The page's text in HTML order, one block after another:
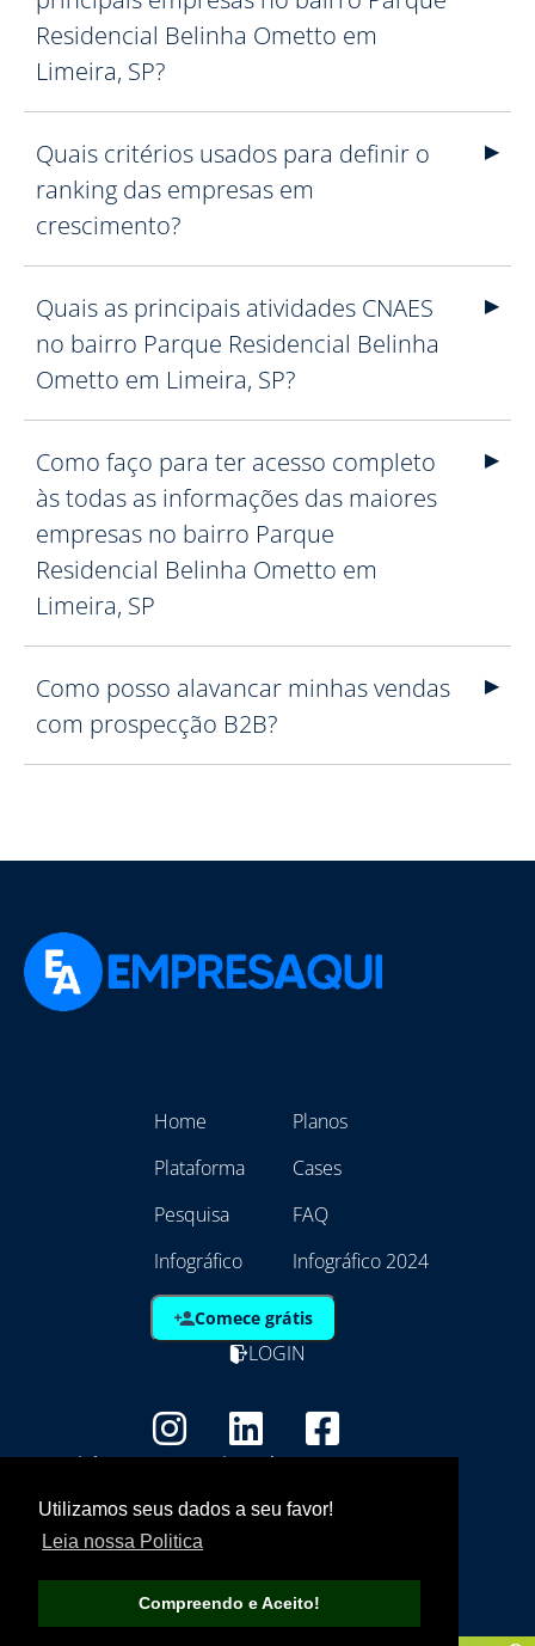
Utilizamos seus dados a seu favor!
Leia nossa Politica
Compreendo e Aceito!
Residencial Belinha Ometto em
Limeira, SP?
Quais critérios usados para definir o
ranking das empresas em
crescimento?
Quais as principais atividades CNAES
no bairro Parque Residencial Belinha
Ometto em Limeira, SP?
Como faço para ter acesso completo
às todas as informações das maiores
empresas no bairro Parque
Residencial Belinha Ometto em
Limeira, SP
Como posso alavancar minhas vendas
com prospecção B2B?
Home
Plataforma
Pesquisa
Infográfico
Planos
Cases
FAQ
Infográfico 2024
Comece grátis
LOGIN
Copyright - Marca Registrada
21.792.257/0001/01